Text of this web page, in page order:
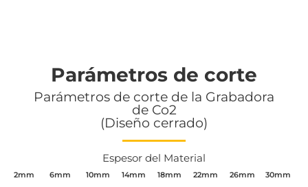
Parámetros de corte
Parámetros de corte de la Grabadora
de Co2
(Diseño cerrado)
Espesor del Material
2mm 6mm 10mm 14mm 18mm 22mm 26mm 30mm